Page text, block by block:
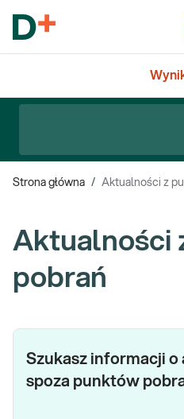
Strona główna / Aktualności z
Aktualności
pobrań
Szukasz informacji
spoza punktów